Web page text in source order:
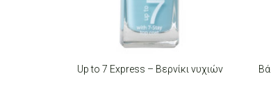
Up to 7 Express – Βερνίκι νυχιών